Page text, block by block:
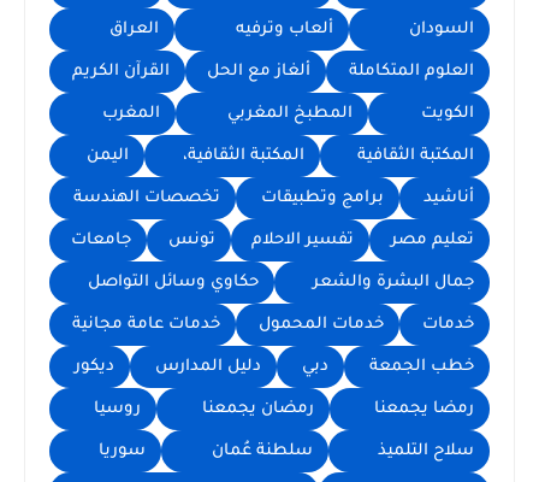
السودان ألعاب وترفيه العراق
العلوم المتكاملة ألغاز مع الحل القرآن الكريم
الكويت المطبخ المغربي المغرب
المكتبة الثقافية المكتبة الثقافية، اليمن
أناشيد برامج وتطبيقات تخصصات الهندسة
تعليم مصر تفسير الاحلام تونس جامعات
جمال البشرة والشعر حكاوي وسائل التواصل
خدمات خدمات المحمول خدمات عامة مجانية
خطب الجمعة دبي دليل المدارس ديكور
رمضا يجمعنا رمضان يجمعنا روسيا
سلاح التلميذ سلطنة عُمان سوريا